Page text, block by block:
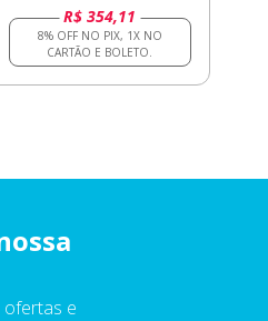
R$ 354,11
ofertas e